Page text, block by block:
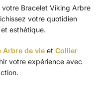
votre Bracelet Viking Arbre
votre quotidien
esthétique.
Arbre de vie et Collier
votre expérience avec